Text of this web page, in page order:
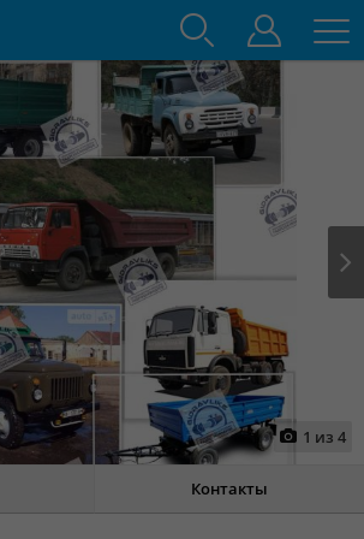
1 из 4
Контакты